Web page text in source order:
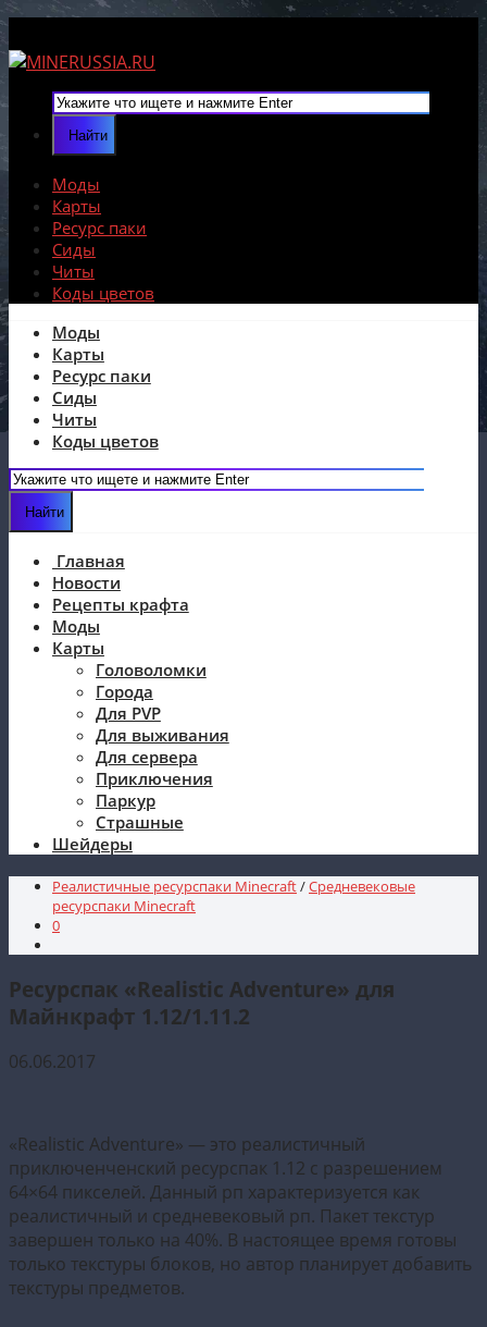
Моды
Карты
Ресурс паки
Сиды
Читы
Коды цветов
Моды
Карты
Ресурс паки
Сиды
Читы
Коды цветов
Главная
Новости
Рецепты крафта
Моды
Карты
Головоломки
Города
Для PVP
Для выживания
Для сервера
Приключения
Паркур
Страшные
Шейдеры
Реалистичные ресурспаки Minecraft/Средневековые
ресурспаки Minecraft
0
Ресурспак «Realistic Adventure» для
Майнкрафт 1.12/1.11.2
06.06.2017
«Realistic Adventure» — это реалистичный
приключенченский ресурспак 1.12 с разрешением
64×64 пикселей. Данный рп характеризуется как
реалистичный и средневековый рп. Пакет текстур
завершен только на 40%. В настоящее время готовы
только текстуры блоков, но автор планирует добавить
текстуры предметов.